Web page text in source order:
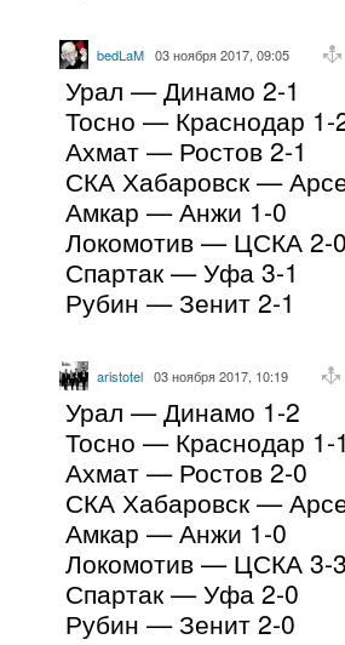
bedLaM 03 ноября 2017, 09:05
Урал — Динамо 2-1
Тосно — Краснодар 1-
Ахмат — Ростов 2-1
СКА Хабаровск —
Амкар — Анжи 1-0
Локомотив — ЦСКА 2-0
Спартак — Уфа 3-1
Рубин — Зенит 2-1
aristotel 03 ноября 2017, 10:19
Урал — Динамо 1-2
Тосно — Краснодар 1-1
Ахмат — Ростов 2-0
СКА Хабаровск —
Амкар — Анжи 1-0
Локомотив — ЦСКА 3-3
Спартак — Уфа 2-0
Рубин — Зенит 2-0